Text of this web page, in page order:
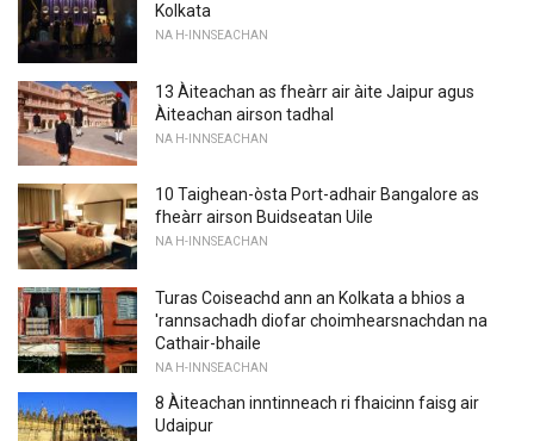
Kolkata
NA H-INNSEACHAN
13 Àiteachan as fheàrr air àite Jaipur agus
Àiteachan airson tadhal
NA H-INNSEACHAN
10 Taighean-òsta Port-adhair Bangalore as
fheàrr airson Buidseatan Uile
NA H-INNSEACHAN
Turas Coiseachd ann an Kolkata a bhios a
'rannsachadh diofar choimhearsnachdan na
Cathair-bhaile
NA H-INNSEACHAN
8 Àiteachan inntinneach ri fhaicinn faisg air
Udaipur